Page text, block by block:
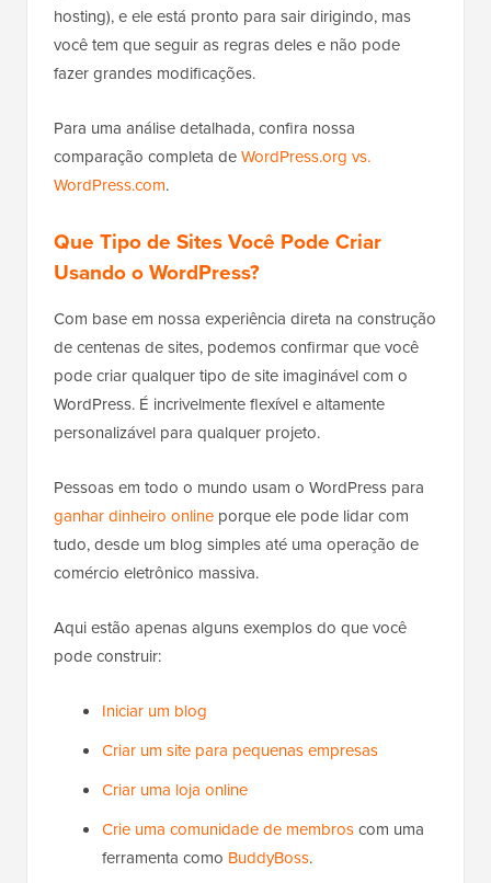
hosting), e ele está pronto para sair dirigindo, mas
você tem que seguir as regras deles e não pode
fazer grandes modificações.
Para uma análise detalhada, confira nossa
comparação completa deWordPress.org vs.
WordPress.com.
Que Tipo de Sites Você Pode Criar
Usando o WordPress?
Com base em nossa experiência direta na construção
de centenas de sites, podemos confirmar que você
pode criar qualquer tipo de site imaginável com o
WordPress. É incrivelmente flexível e altamente
personalizável para qualquer projeto.
Pessoas em todo o mundo usam o WordPress para
ganhar dinheiro online porque ele pode lidar com
tudo, desde um blog simples até uma operação de
comércio eletrônico massiva.
Aqui estão apenas alguns exemplos do que você
pode construir:
Iniciar um blog
Criar um site para pequenas empresas
Criar uma loja online
Crie uma comunidade de membroscom uma
ferramenta como BuddyBoss.